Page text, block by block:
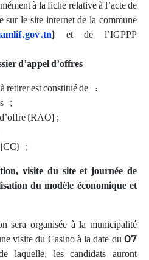
à la fiche relative à l’acte de
le site internet de la commune
) et de l’IGPPP
d’appel d’offres
retirer est constitué de :
;
(RAO) ;
(CC) ;
visite du siteet journée de
du modèle économique et
sera organisée à la municipalité
visite du Casino à la date du 07
laquelle, les candidats auront